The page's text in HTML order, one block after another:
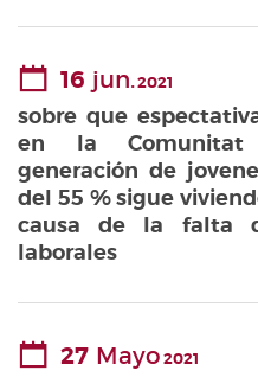
16 jun.2021
sobre que
en la Comunitat
generación de
del 55 % sigue
causa de la falta
laborales
27 Mayo2021